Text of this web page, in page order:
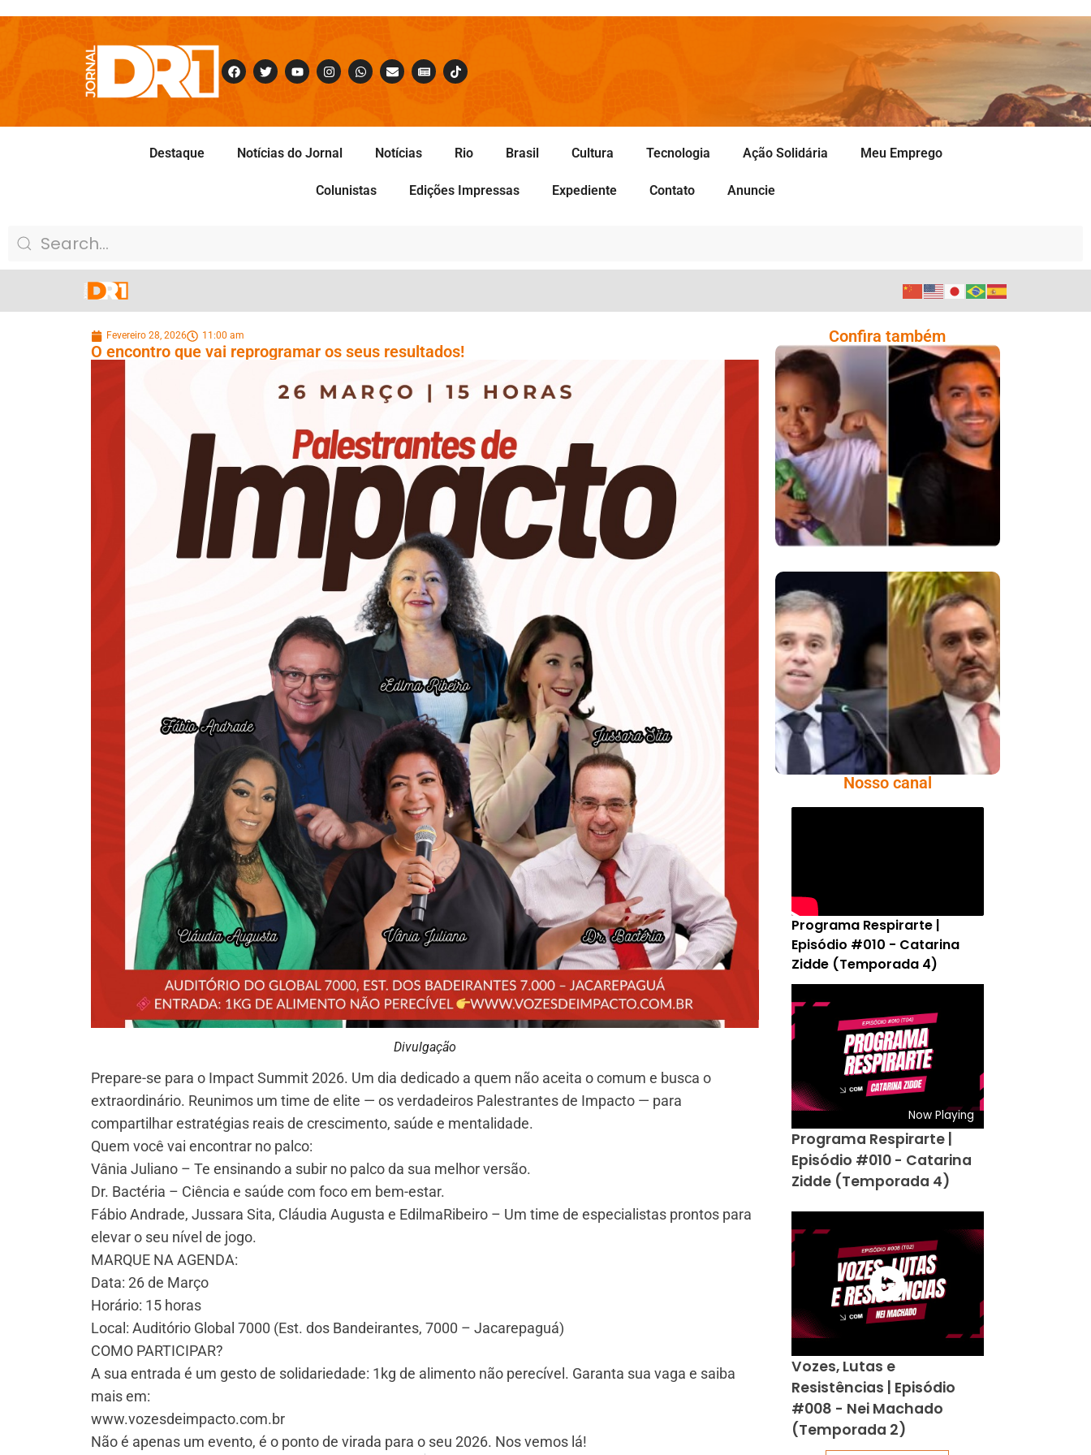
Destaque Notícias do Jornal Notícias Rio Brasil Cultura Tecnologia Ação Solidária Meu Emprego
Colunistas Edições Impressas Expediente Contato Anuncie
Fevereiro 28, 2026 11:00 am
O encontro que vai reprogramar os seus resultados!
Divulgação
Prepare-se para o Impact Summit 2026. Um dia dedicado a quem não aceita o comum e busca o
extraordinário. Reunimos um time de elite — os verdadeiros Palestrantes de Impacto — para
compartilhar estratégias reais de crescimento, saúde e mentalidade.
Quem você vai encontrar no palco:
Vânia Juliano – Te ensinando a subir no palco da sua melhor versão.
Dr. Bactéria – Ciência e saúde com foco em bem-estar.
Fábio Andrade, Jussara Sita, Cláudia Augusta e EdilmaRibeiro – Um time de especialistas prontos para
elevar o seu nível de jogo.
MARQUE NA AGENDA:
Data: 26 de Março
Horário: 15 horas
Local: Auditório Global 7000 (Est. dos Bandeirantes, 7000 – Jacarepaguá)
COMO PARTICIPAR?
A sua entrada é um gesto de solidariedade: 1kg de alimento não perecível. Garanta sua vaga e saiba
mais em:
www.vozesdeimpacto.com.br
Não é apenas um evento, é o ponto de virada para o seu 2026. Nos vemos lá!
Confira também
Comoção Marca
Despedida De
Menino De 3 Anos E
Reacende Debate
Sobre Proteção À
Infância
Superintendentes Da
Polícia Federal
Manifestam Apoio
Ao Diretor-Geral Em
Meio A Tensão Com
O STF
Nosso canal
Programa Respirarte |
Episódio #010 - Catarina
Zidde (Temporada 4)
Now Playing
Programa Respirarte |
Episódio #010 - Catarina
Zidde (Temporada 4)
Vozes, Lutas e
Resistências | Episódio
#008 - Nei Machado
(Temporada 2)